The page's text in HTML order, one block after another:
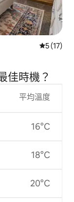
從 17 則
5 (17)
佳時機？
平均溫度
16°C
18°C
20°C